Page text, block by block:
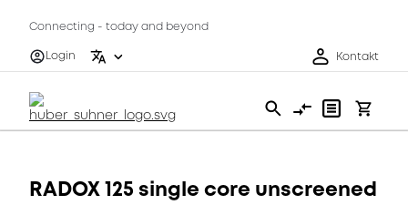
Connecting - today and beyond
Login
Kontakt
RADOX 125 single core unscreened